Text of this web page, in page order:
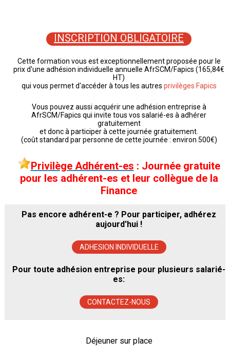
INSCRIPTION OBLIGATOIRE
Cette formation vous est exceptionnellement proposée pour le
prix d'une adhésion individuelle annuelle AfrSCM/Fapics (165,84€
HT)
qui vous permet d'accéder à tous les autres privilèges Fapics
Vous pouvez aussi acquérir une adhésion entreprise à
AfrSCM/Fapics qui invite tous vos salarié-es à adhérer
gratuitement
et donc à participer à cette journée gratuitement.
(coût standard par personne de cette journée : environ 500€)
Privilège Adhérent-es : Journée gratuite
pour les adhérent-es et leur collègue de la
Finance
Pas encore adhérent-e ? Pour participer, adhérez
aujourd'hui !
ADHESION INDIVIDUELLE
Pour toute adhésion entreprise pour plusieurs salarié-
es:
CONTACTEZ-NOUS
Déjeuner sur place